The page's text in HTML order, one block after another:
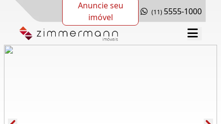
Anuncie seu
imóvel
(11) 5555-1000